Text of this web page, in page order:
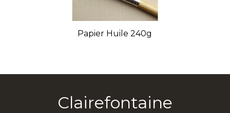
Papier Huile 240g
Clairefontaine